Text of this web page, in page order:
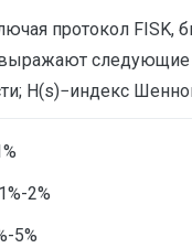
протокол FISK,
следующие
H(s)−индекс
2%
5%